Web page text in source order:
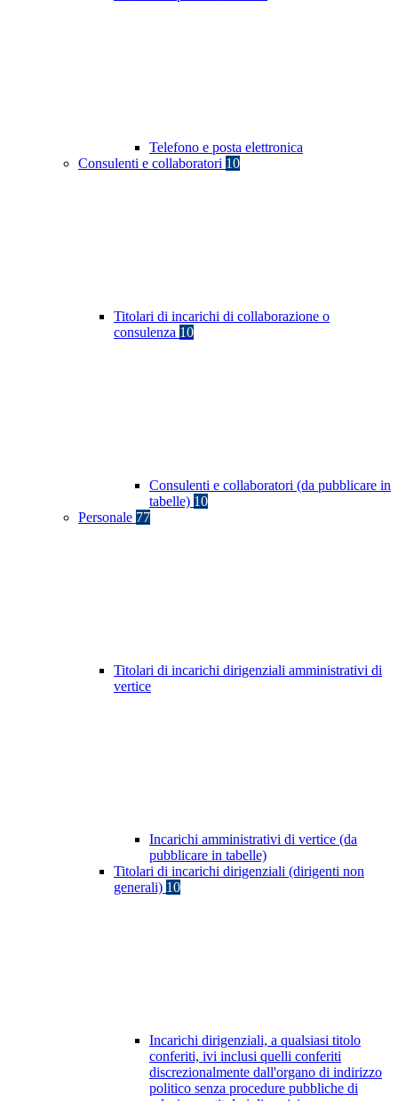
Telefono e posta elettronica
Consulenti e collaboratori 10
Titolari di incarichi di collaborazione o
consulenza 10
Consulenti e collaboratori (da pubblicare in
tabelle) 10
Personale 77
Titolari di incarichi dirigenziali amministrativi di
vertice
Incarichi amministrativi di vertice (da
pubblicare in tabelle)
Titolari di incarichi dirigenziali (dirigenti non
generali) 10
Incarichi dirigenziali, a qualsiasi titolo
conferiti, ivi inclusi quelli conferiti
discrezionalmente dall'organo di indirizzo
politico senza procedure pubbliche di